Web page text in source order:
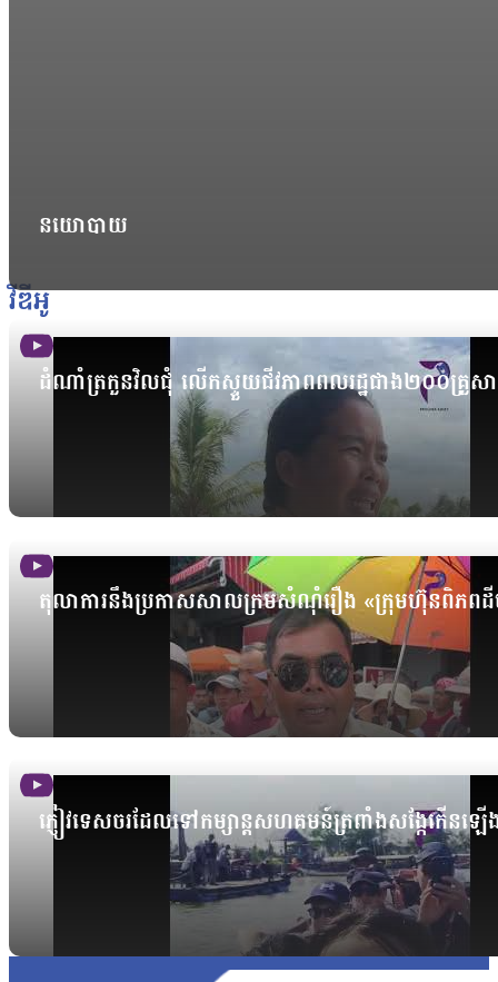
នយោបាយ
វីឌីអូ
ដំណាំត្រកួនវិលជុំ លើកស្ទួយជីវភាពពលរដ្ឋជាង២០០គ្រួស
តុលាការនឹងប្រកាសសាលក្រមសំណុំរឿង «ក្រុមហ៊ុនពិភព
ភ្ញៀវទេសចរដែលទៅកម្សាន្តសហគមន៍ត្រពាំងសង្កែកើនឡើ